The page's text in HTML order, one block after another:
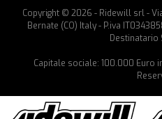
Copyright © 2026 - Ridewill srl -
Bernate (CO) Italy - P.iva
Destinatario
Capitale sociale: 100.000 Euro